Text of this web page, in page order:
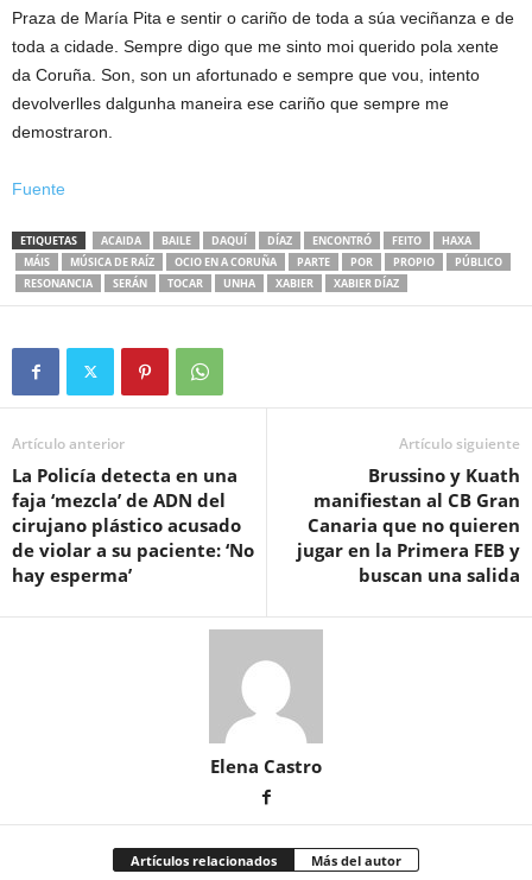
Praza de María Pita e sentir o cariño de toda a súa veciñanza e de
toda a cidade. Sempre digo que me sinto moi querido pola xente
da Coruña. Son, son un afortunado e sempre que vou, intento
devolverlles dalgunha maneira ese cariño que sempre me
demostraron.
Fuente
ETIQUETAS ACAIDA BAILE DAQUÍ DÍAZ ENCONTRÓ FEITO
HAXA
MÁIS
MÚSICA DE RAÍZ OCIO EN A CORUÑA PARTE POR PROPIO
PÚBLICO
RESONANCIA
SERÁN TOCAR UNHA XABIER XABIER DÍAZ
Artículo anterior
La Policía detecta en una
faja ‘mezcla’ de ADN del
cirujano plástico acusado
de violar a su paciente: ‘No
hay esperma’
Artículo siguiente
Brussino y Kuath
manifiestan al CB Gran
Canaria que no quieren
jugar en la Primera FEB y
buscan una salida
Elena Castro
Artículos relacionados Más del autor